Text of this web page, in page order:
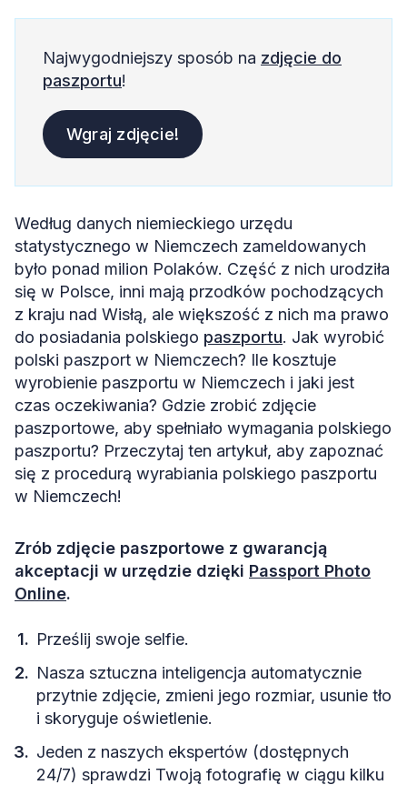
Zdjęcie do polskiego paszportu w Niemczech
Źródła
Najwygodniejszy sposób na zdjęcie do
paszportu!
Wgraj zdjęcie!
Według danych niemieckiego urzędu
statystycznego w Niemczech zameldowanych
było ponad milion Polaków. Część z nich urodziła
się w Polsce, inni mają przodków pochodzących
z kraju nad Wisłą, ale większość z nich ma prawo
do posiadania polskiego paszportu. Jak wyrobić
polski paszport w Niemczech? Ile kosztuje
wyrobienie paszportu w Niemczech i jaki jest
czas oczekiwania? Gdzie zrobić zdjęcie
paszportowe, aby spełniało wymagania polskiego
paszportu? Przeczytaj ten artykuł, aby zapoznać
się z procedurą wyrabiania polskiego paszportu
w Niemczech!
Zrób zdjęcie paszportowe z gwarancją
akceptacji w urzędzie dzięki Passport Photo
Online.
Prześlij swoje selfie.
Nasza sztuczna inteligencja automatycznie
przytnie zdjęcie, zmieni jego rozmiar, usunie tło
i skoryguje oświetlenie.
Jeden z naszych ekspertów (dostępnych
24/7) sprawdzi Twoją fotografię w ciągu kilku